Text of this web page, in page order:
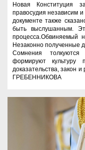
Новая Конституция
правосудия независим и
документе также
быть выслушанным.
процесса.Обвиняемый
Незаконно полученные
Сомнения толкуются
формируют культуру
доказательства, закон
ГРЕБЕННИКОВА